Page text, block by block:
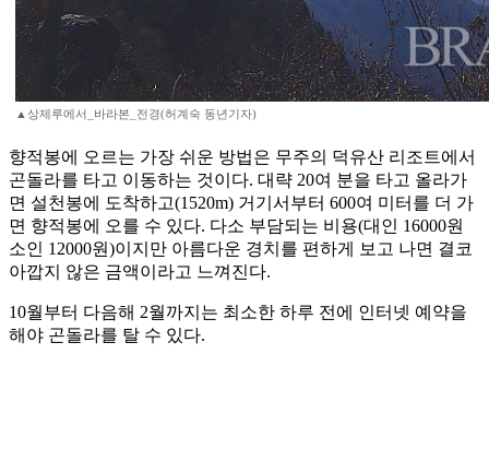
▲상제루에서_바라본_전경(허계숙 동년기자)
향적봉에 오르는 가장 쉬운 방법은 무주의 덕유산 리조트에서
곤돌라를 타고 이동하는 것이다. 대략 20여 분을 타고 올라가
면 설천봉에 도착하고(1520m) 거기서부터 600여 미터를 더 가
면 향적봉에 오를 수 있다. 다소 부담되는 비용(대인 16000원
소인 12000원)이지만 아름다운 경치를 편하게 보고 나면 결코
아깝지 않은 금액이라고 느껴진다.
10월부터 다음해 2월까지는 최소한 하루 전에 인터넷 예약을
해야 곤돌라를 탈 수 있다.